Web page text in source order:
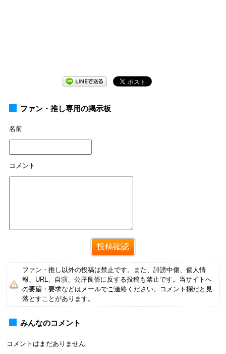
ファン・推し専用の掲示板
名前
コメント
ファン・推し以外の投稿は禁止です。また、誹謗中傷、個人情
報、URL、自演、公序良俗に反する投稿も禁止です。当サイトへ
の要望・要求などはメールでご連絡ください。コメント欄だと見
落とすことがあります。
みんなのコメント
コメントはまだありません